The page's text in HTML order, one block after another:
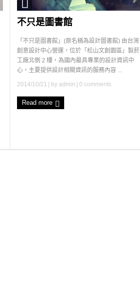
不只是圖書館
「不只是圖書館」(原名稱為設計圖書館) 由台灣
創意設計中心營運，位於「松山文創園區」製菸
工廠北側 2 樓，為國內最具專業的設計資訊中
心，主要提供設計相關資訊的服務內容 ...
2014/10/21 | by admin 0 comments
Read more